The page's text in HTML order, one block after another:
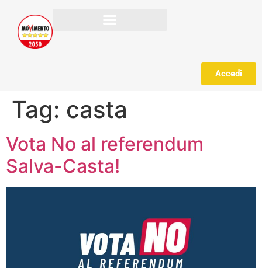
Accedi
Tag: casta
Vota No al referendum
Salva-Casta!